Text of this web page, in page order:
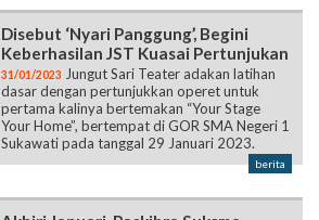
Disebut ‘Nyari Panggung’, Begini
Keberhasilan JST Kuasai Pertunjukan
31/01/2023 Jungut Sari Teater adakan latihan
dasar dengan pertunjukkan operet untuk
pertama kalinya bertemakan “Your Stage
Your Home”, bertempat di GOR SMA Negeri 1
Sukawati pada tanggal 29 Januari 2023.
berita